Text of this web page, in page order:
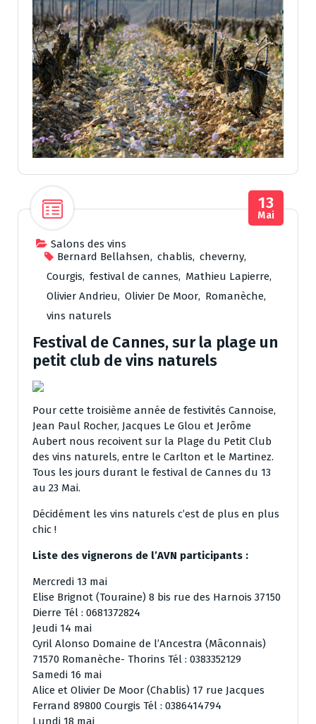
Salons des vins
Bernard Bellahsen, chablis, cheverny,
Courgis, festival de cannes, Mathieu Lapierre,
Olivier Andrieu, Olivier De Moor, Romanèche,
vins naturels
13
Mai
Festival de Cannes, sur la plage un
petit club de vins naturels
Pour cette troisième année de festivités Cannoise,
Jean Paul Rocher, Jacques Le Glou et Jerôme
Aubert nous recoivent sur la Plage du Petit Club
des vins naturels, entre le Carlton et le Martinez.
Tous les jours durant le festival de Cannes du 13
au 23 Mai.
Décidément les vins naturels c’est de plus en plus
chic !
Liste des vignerons de l’AVN participants :
Mercredi 13 mai
Elise Brignot (Touraine) 8 bis rue des Harnois 37150
Dierre Tél : 0681372824
Jeudi 14 mai
Cyril Alonso Domaine de l’Ancestra (Mâconnais)
71570 Romanèche- Thorins Tél : 0383352129
Samedi 16 mai
Alice et Olivier De Moor (Chablis) 17 rue Jacques
Ferrand 89800 Courgis Tél : 0386414794
Lundi 18 mai